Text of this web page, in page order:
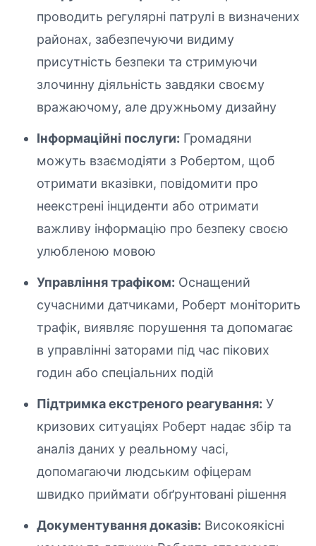
проводить регулярні патрулі в визначених
районах, забезпечуючи видиму
присутність безпеки та стримуючи
злочинну діяльність завдяки своєму
вражаючому, але дружньому дизайну
Інформаційні послуги: Громадяни
можуть взаємодіяти з Робертом, щоб
отримати вказівки, повідомити про
неекстрені інциденти або отримати
важливу інформацію про безпеку своєю
улюбленою мовою
Управління трафіком: Оснащений
сучасними датчиками, Роберт моніторить
трафік, виявляє порушення та допомагає
в управлінні заторами під час пікових
годин або спеціальних подій
Підтримка екстреного реагування: У
кризових ситуаціях Роберт надає збір та
аналіз даних у реальному часі,
допомагаючи людським офіцерам
швидко приймати обґрунтовані рішення
Документування доказів: Високоякісні